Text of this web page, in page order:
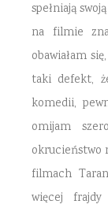
spełniają
na filmie
obawiałam
taki defekt,
komedii,
omijam
okrucieństwo
filmach
więcej